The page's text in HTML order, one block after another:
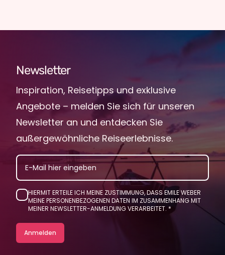
Newsletter
Inspiration, Reisetipps und exklusive
Angebote – melden Sie sich für unseren
Newsletter an und entdecken Sie
außergewöhnliche Reiseerlebnisse.
EMAIL
HIERMIT ERTEILE ICH MEINE ZUSTIMMUNG, DASS EMILE WEBER
MEINE PERSONENBEZOGENEN DATEN IM ZUSAMMENHANG MIT
MEINER NEWSLETTER-ANMELDUNG VERARBEITET.